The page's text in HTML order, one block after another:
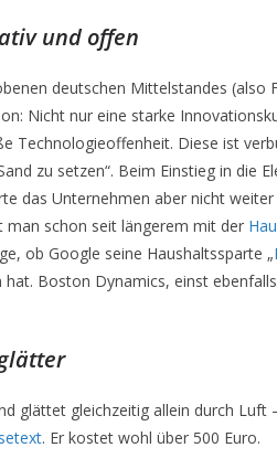
und offen
deutschen Mittelstandes (also
Nicht nur eine starke
Technologieoffenheit. Diese ist
zu setzen“. Beim Einstieg in die
das Unternehmen aber nicht
man schon seit längerem mit der
ob Google seine Haushaltssparte „
Boston Dynamics, einst
glättet gleichzeitig allein durch Luft
. Er kostet wohl über 500 Euro.